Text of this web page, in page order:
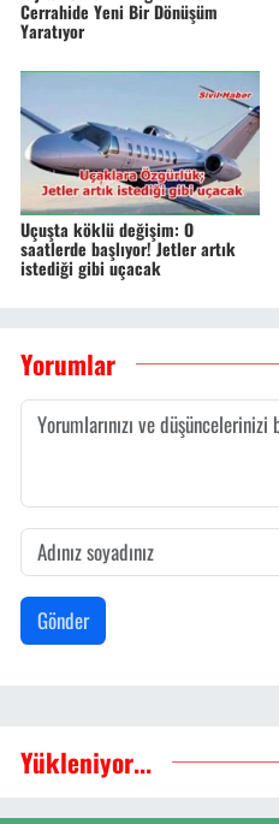
Cerrahide Yeni Bir Dönüşüm
Yaratıyor
Uçuşta köklü değişim: O
saatlerde başlıyor! Jetler artık
istediği gibi uçacak
Yorumlar
Gönder
Yükleniyor...